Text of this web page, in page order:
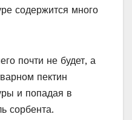
содержится много
почти не будет, а
пектин
и попадая в
сорбента.